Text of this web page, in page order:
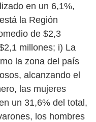
en un 6,1%,
la Región
de $2,3
millones; i) La
la zona del país
alcanzando el
las mujeres
un 31,6% del total,
los hombres